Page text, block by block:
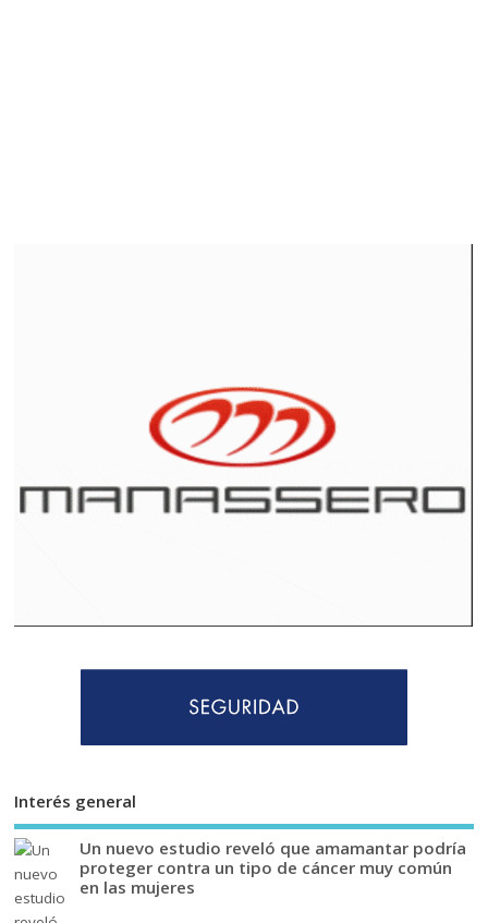
Interés general
Un nuevo estudio reveló que amamantar podría
proteger contra un tipo de cáncer muy común
en las mujeres